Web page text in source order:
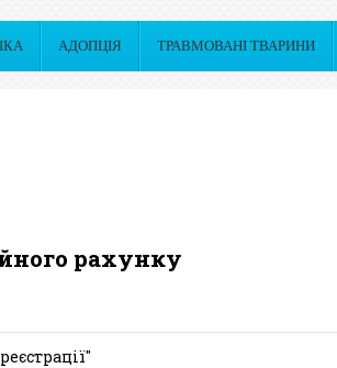
АДОПЦІЯ ТРАВМОВАНІ ТВАРИНИ
рахунку